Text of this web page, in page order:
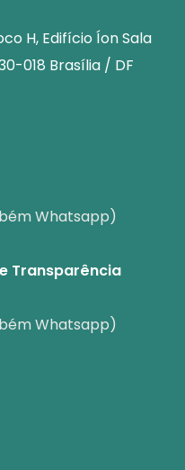
H, Edifício Íon Sala
018 Brasília / DF
Whatsapp)
Transparência
Whatsapp)